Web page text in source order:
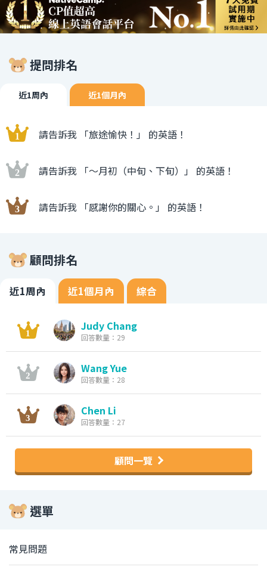
提問排名
近1周內 近1個月內
請告訴我 「旅途愉快！」 的英語！
請告訴我 「〜月初（中旬、下旬）」 的英語！
請告訴我 「感謝你的關心。」 的英語！
顧問排名
近1周內 近1個月內 綜合
Judy Chang
回答數量：29
Wang Yue
回答數量：28
Chen Li
回答數量：27
顧問一覽
選單
常見問題